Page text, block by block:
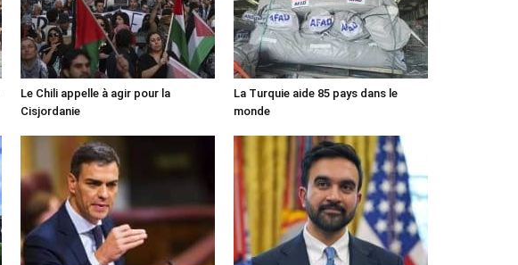
Le Chili appelle à agir pour la
Cisjordanie
La Turquie aide 85 pays dans le
monde